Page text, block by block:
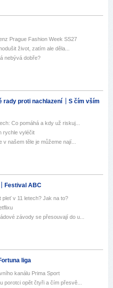
Prague Fashion Week SS27
život, zatím ale děla...
nebývá dobře?
rady proti nachlazení
S čím vším
Co pomáhá a kdy už riskuj...
rychle vyléčit
v našem těle je můžeme nají...
Festival ABC
pleť v 11 letech? Jak na to?
závody se přesouvají do u...
liga
kanálu Prima Sport
porotci opět čtyři a čím přesvě...